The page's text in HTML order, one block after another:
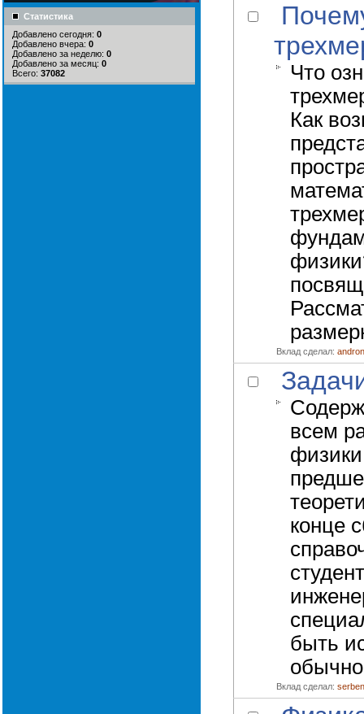
Статистика
Добавлено сегодня: 0
Добавлено вчера: 0
Добавлено за неделю: 0
Добавлено за месяц: 0
Всего: 37082
Что
Как
Вклад сделал:
всем
конце
быть
Вклад сделал: serben